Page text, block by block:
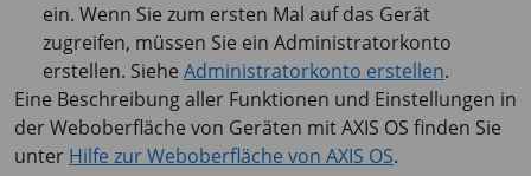
ein. Wenn Sie zum ersten Mal auf das Gerät
zugreifen, müssen Sie ein Administratorkonto
erstellen. Siehe Administratorkonto erstellen.
Eine Beschreibung aller Funktionen und Einstellungen in
der Weboberfläche von Geräten mitAXIS OS finden Sie
unter Hilfe zur Weboberfläche von AXIS OS.